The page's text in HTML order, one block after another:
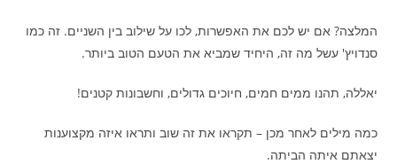
המלצה? אם יש לכם את האפשרות, לכו על שילוב בין השניים. זה כמו
סנדויץ' עשל מה זה, היחיד שמביא את הטעם הטוב ביותר.
יאללה, תהנו ממים חמים, חיוכים גדולים, וחשבונות קטנים!
כמה מילים לאחר מכן – תקראו את זה שוב ותראו איזה מקצוענות
יצאתם איתה הביתה.